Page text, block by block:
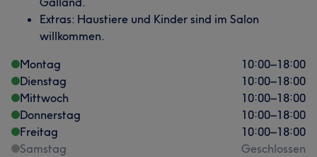
Extras: Haustiere und Kinder sind im Salon
willkommen.
Montag
10:00–18:00
Dienstag
10:00–18:00
Mittwoch
10:00–18:00
Donnerstag
10:00–18:00
Freitag
10:00–18:00
Samstag
Geschlossen